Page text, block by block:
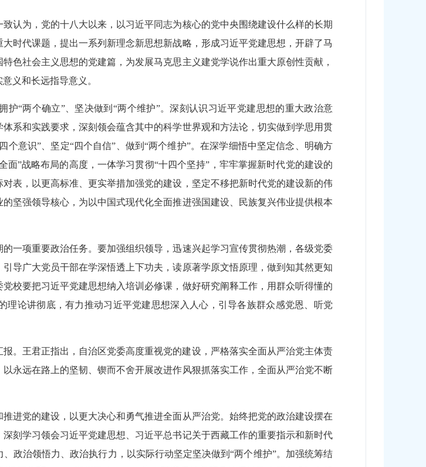
认为，党的十八大以来，以习近平同志为核心的党中央围绕建设什么样的长期
时代课题，提出一系列新理念新思想新战略，形成习近平党建思想，开辟了马
色社会主义思想的党建篇，为发展马克思主义建党学说作出重大原创性贡献，
义和长远指导意义。
“两个确立”、坚决做到“两个维护”。深刻认识习近平党建思想的重大政治意
系和实践要求，深刻领会蕴含其中的科学世界观和方法论，切实做到学思用贯
意识”、坚定“四个自信”、做到“两个维护”。在深学细悟中坚定信念、明确方
面”战略布局的高度，一体学习贯彻“十四个坚持”，牢牢掌握新时代党的建设的
表，以更高标准、更实举措加强党的建设，坚定不移把新时代党的建设新的伟
坚强领导核心，为以中国式现代化全面推进强国建设、民族复兴伟业提供根本
一项重要政治任务。要加强组织领导，迅速兴起学习宣传贯彻热潮，各级党委
导广大党员干部在学深悟透上下功夫，读原著学原文悟原理，做到知其然更知
校要把习近平党建思想纳入培训必修课，做好研究阐释工作，用群众听得懂的
论讲彻底，有力推动习近平党建思想深入人心，引导各族群众感党恩、听党
。王君正指出，自治区党委高度重视党的建设，严格落实全面从严治党主体责
永远在路上的坚韧、锲而不舍开展改进作风狠抓落实工作，全面从严治党不断
进党的建设，以更大决心和勇气推进全面从严治党。始终把党的政治建设摆在
刻学习领会习近平党建思想、习近平总书记关于西藏工作的重要指示和新时代
政治领悟力、政治执行力，以实际行动坚定坚决做到“两个维护”。加强统筹结